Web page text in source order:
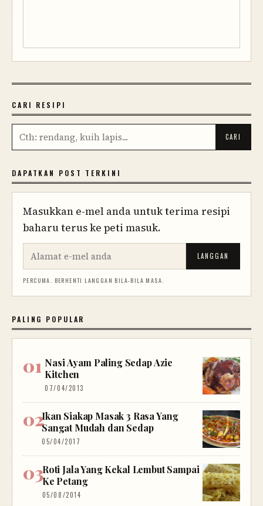
CARI RESIPI
DAPATKAN POST TERKINI
Masukkan e-mel anda untuk terima resipi
baharu terus ke peti masuk.
LANGGAN
PERCUMA. BERHENTI LANGGAN BILA-BILA MASA.
PALING POPULAR
Nasi Ayam Paling Sedap Azie
Kitchen
07/04/2013
Ikan Siakap Masak 3 Rasa Yang
Sangat Mudah dan Sedap
05/04/2017
Roti Jala Yang Kekal Lembut Sampai
Ke Petang
05/08/2014